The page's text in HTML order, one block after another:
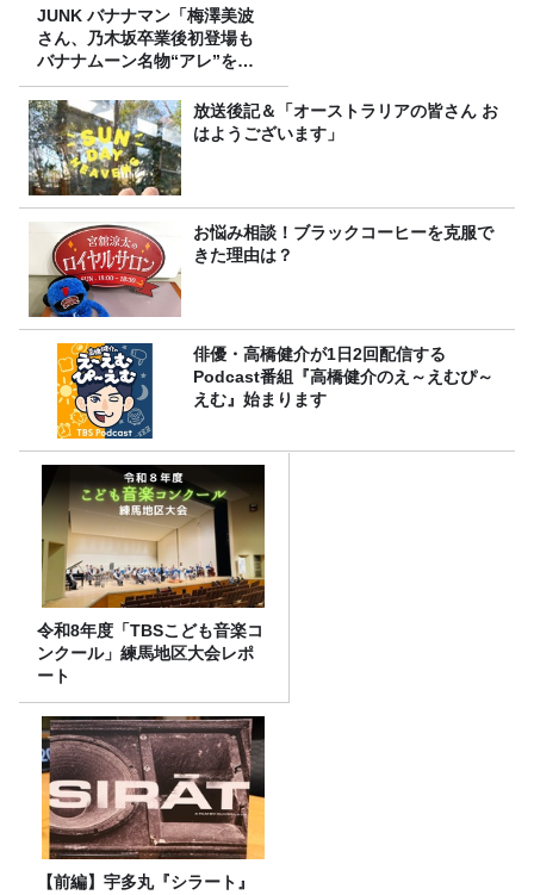
JUNK バナナマン「梅澤美波
さん、乃木坂卒業後初登場も
バナナムーン名物“アレ”を喰
らう」
放送後記＆「オーストラリアの皆さん お
はようございます」
お悩み相談！ブラックコーヒーを克服で
きた理由は？
俳優・高橋健介が1日2回配信する
Podcast番組『高橋健介のえ～えむぴ～
えむ』始まります
令和8年度「TBSこども音楽コ
ンクール」練馬地区大会レポ
ート
【前編】宇多丸『シラート』